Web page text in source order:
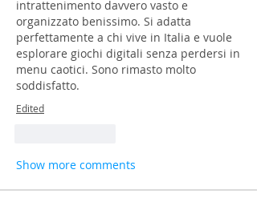
intrattenimento davvero vasto e
organizzato benissimo. Si adatta
perfettamente a chi vive in Italia e vuole
esplorare giochi digitali senza perdersi in
menu caotici. Sono rimasto molto
soddisfatto.
Edited
Show more comments